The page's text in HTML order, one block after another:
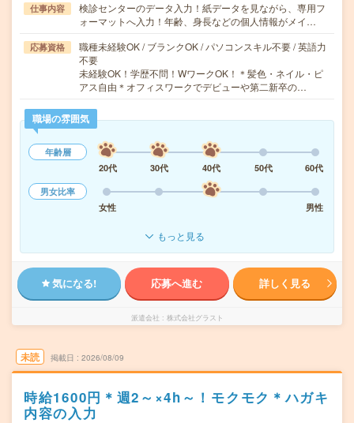
仕事内容
検診センターのデータ入力！紙データを見ながら、専用フ
ォーマットへ入力！年齢、身長などの個人情報がメイ…
応募資格
職種未経験OK / ブランクOK / パソコンスキル不要 / 英語力
不要
未経験OK！学歴不問！WワークOK！＊髪色・ネイル・ピ
アス自由＊オフィスワークでデビューや第二新卒の…
職場の雰囲気
年齢層
20代
30代 40代 50代
60代
男女比率
女性
男性
もっと見る
気になる! 応募へ進む 詳しく見る
派遣会社 株式会社グラスト
未読 掲載日 2026/08/09
時給1600円＊週2～×4h～！モクモク＊ハガキ
内容の入力